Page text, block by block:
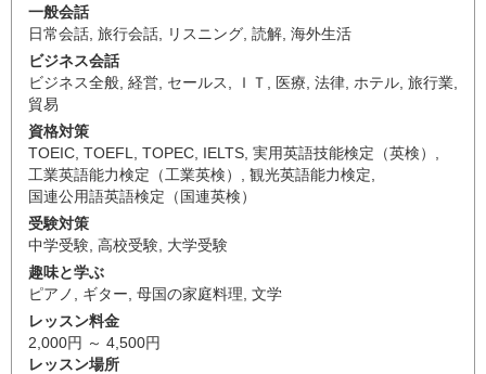
一般会話
日常会話 旅行会話 リスニング 読解 海外生活
ビジネス会話
ビジネス全般 経営 セールス ＩＴ 医療 法律 ホテル 旅行業
貿易
資格対策
TOEIC TOEFL TOPEC IELTS 実用英語技能検定（英検）
工業英語能力検定（工業英検）
観光英語能力検定
国連公用語英語検定（国連英検）
受験対策
中学受験 高校受験 大学受験
趣味と学ぶ
ピアノ
ギター 母国の家庭料理 文学
レッスン料金
2,000円 ～ 4,500円
レッスン場所